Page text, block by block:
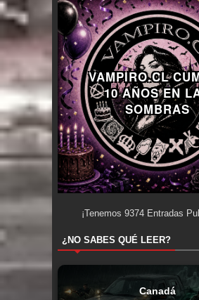
VAMPIRO.CL
10 AÑOS EN
SOMBRAS
¡Tenemos 9374Entradas
¿NO SABES QUÉ LEER?
Canadá